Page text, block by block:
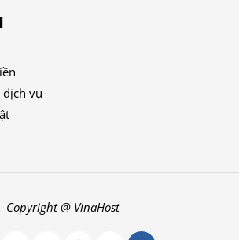
vụ
Copyright @ VinaHost